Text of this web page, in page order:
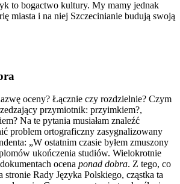
to bogactwo kultury. My mamy jednak
miasta i na niej Szczecinianie budują swoją
oceny? Łącznie czy rozdzielnie? Czym
przymiotnik: przyimkiem?,
Na te pytania musiałam znaleźć
problem ortograficzny zasygnalizowany
„W ostatnim czasie byłem zmuszony
ukończenia studiów. Wielokrotnie
ocena ponad dobra. Z tego, co
stronie Rady Języka Polskiego, cząstka ta